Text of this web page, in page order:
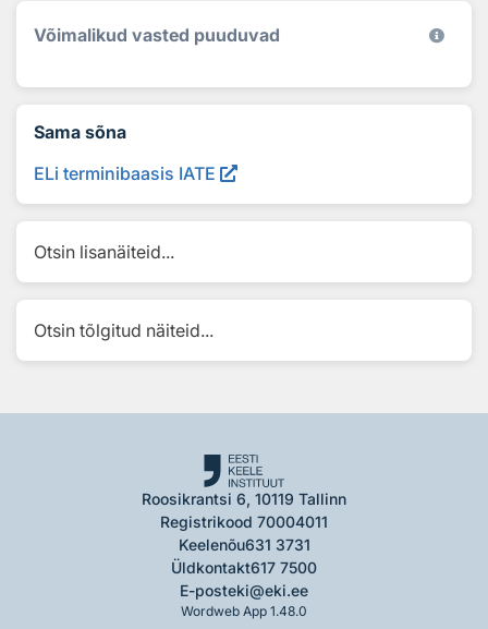
Võimalikud vasted puuduvad
Sama sõna
ELi terminibaasis IATE
Otsin lisanäiteid...
Otsin tõlgitud näiteid...
Roosikrantsi 6, 10119 Tallinn
Registrikood 70004011
Keelenõu631 3731
Üldkontakt617 7500
E-posteki@eki.ee
Wordweb App 1.48.0